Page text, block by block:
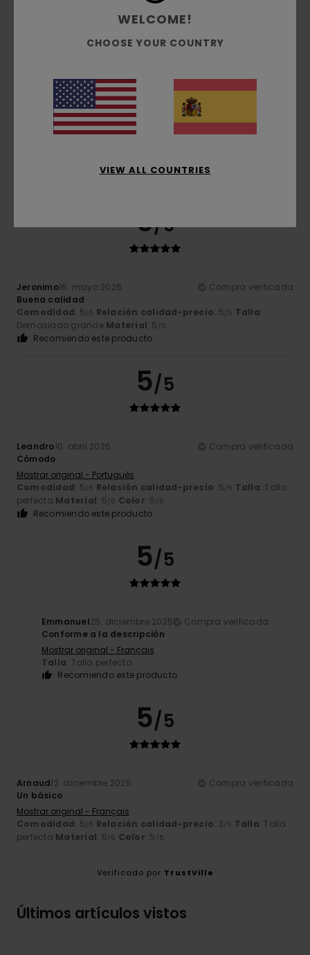
Relación calidad-precio
4.3
Demasiado pequeño
Demasiado grande
5/5
Jeronimo16. mayo 2026
Compra verificada
Buena calidad
Comodidad: 5/5 Relación calidad-precio: 5/5 Talla:
Demasiado grande Material: 5 /5
Recomiendo este producto
5/5
Leandro10. abril 2026
Compra verificada
Cómodo
Mostrar original - Português
Comodidad: 5/5 Relación calidad-precio: 5/5 Talla: Talla
perfecta Material: 5/5 Color: 5 /5
Recomiendo este producto
5/5
Emmanuel25. diciembre 2025
Compra verificada
Conforme a la descripción
Mostrar original - Français
Talla: Talla perfecta
Recomiendo este producto
5/5
Arnaud12. diciembre 2025
Compra verificada
Un básico
Mostrar original - Français
Comodidad: 5/5 Relación calidad-precio: 3/5 Talla: Talla
perfecta Material: 5/5 Color: 5 /5
Verificado por TrustVille
Últimos artículos vistos
WELCOME!
CHOOSE YOUR COUNTRY
VIEW ALL COUNTRIES